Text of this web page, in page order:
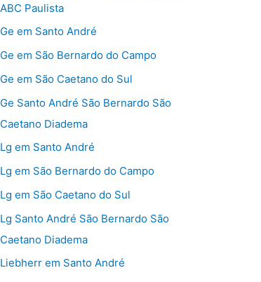
ABC Paulista
Ge em Santo André
Ge em São Bernardo do Campo
Ge em São Caetano do Sul
Ge Santo André São Bernardo São
Caetano Diadema
Lg em Santo André
Lg em São Bernardo do Campo
Lg em São Caetano do Sul
Lg Santo André São Bernardo São
Caetano Diadema
Liebherr em Santo André